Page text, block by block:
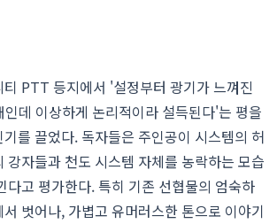
PTT 등지에서 '설정부터 광기가 느껴진
데 이상하게 논리적이라 설득된다'는 평을
를 끌었다. 독자들은 주인공이 시스템의 허
강자들과 천도 시스템 자체를 농락하는 모습
다고 평가한다. 특히 기존 선협물의 엄숙하
벗어나, 가볍고 유머러스한 톤으로 이야기